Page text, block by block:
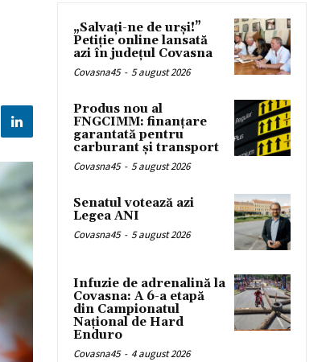
„Salvați-ne de urși!”
Petiție online lansată
azi în județul Covasna
Covasna45 - 5 august 2026
Produs nou al
FNGCIMM: finanțare
garantată pentru
carburant și transport
Covasna45 - 5 august 2026
Senatul votează azi
Legea ANI
Covasna45 - 5 august 2026
Infuzie de adrenalină la
Covasna: A 6-a etapă
din Campionatul
Național de Hard
Enduro
Covasna45 - 4 august 2026